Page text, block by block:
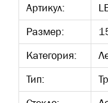
Артикул:
Размер:
Категория:
Тип: